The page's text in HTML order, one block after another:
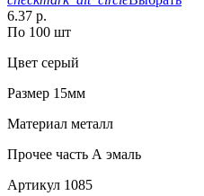
6.37 р.
По 100 шт
Цвет серый
Размер 15мм
Материал металл
Прочее часть А эмаль
Артикул 1085